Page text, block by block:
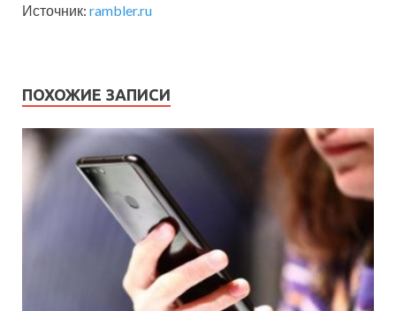
Источник: rambler.ru
ПОХОЖИЕ ЗАПИСИ